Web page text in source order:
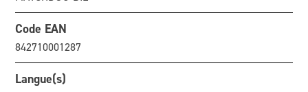
Code EAN
842710001287
Langue(s)